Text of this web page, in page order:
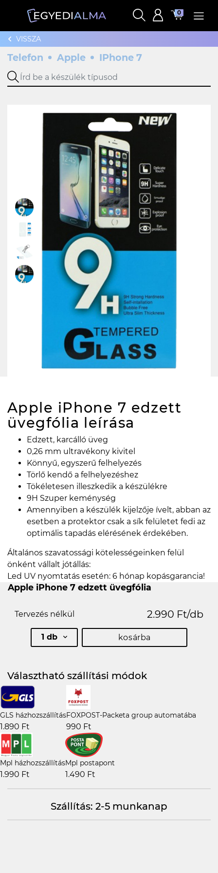
0
VISSZA
Telefon Apple IPhone 7
Apple iPhone 7 edzett
üvegfólia leírása
Edzett, karcálló üveg
0,26 mm ultravékony kivitel
Könnyű, egyszerű felhelyezés
Törlő kendő a felhelyezéshez
Tökéletesen illeszkedik a készülékre
9H Szuper keménység
Amennyiben a készülék kijelzője ívelt, abban az
esetben a protektor csak a sík felületet fedi az
optimális tapadás elérésének érdekében.
Általános szavatossági kötelességeinken felül
önként vállalt jótállás:
Led UV nyomtatás esetén: 6 hónap kopásgarancia!
Apple iPhone 7 edzett üvegfólia
Tervezés nélkül 2.990 Ft/db
1 db kosárba
Választható szállítási módok
GLS házhozszállítás
1.890 Ft
FOXPOST-Packeta group automatába
990 Ft
Mpl házhozszállítás
1.990 Ft
Mpl postapont
1.490 Ft
Szállítás: 2-5 munkanap